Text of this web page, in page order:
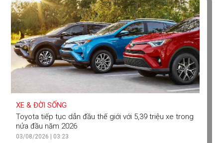
XE & ĐỜI SỐNG
Toyota tiếp tục dẫn đầu thế giới với 5,39 triệu xe trong
nửa đầu năm 2026
03/08/2026 | 03:23